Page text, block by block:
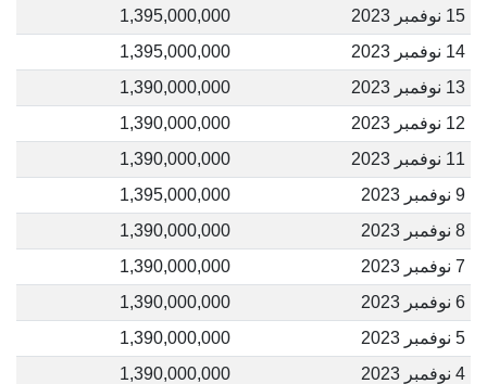
15 نوفمبر 2023
1,395,000,000
14 نوفمبر 2023
1,395,000,000
13 نوفمبر 2023
1,390,000,000
12 نوفمبر 2023
1,390,000,000
11 نوفمبر 2023
1,390,000,000
9 نوفمبر 2023
1,395,000,000
8 نوفمبر 2023
1,390,000,000
7 نوفمبر 2023
1,390,000,000
6 نوفمبر 2023
1,390,000,000
5 نوفمبر 2023
1,390,000,000
4 نوفمبر 2023
1,390,000,000